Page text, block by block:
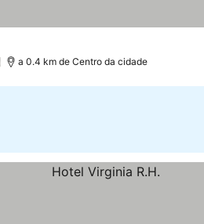
a 0.4 km de Centro da cidade